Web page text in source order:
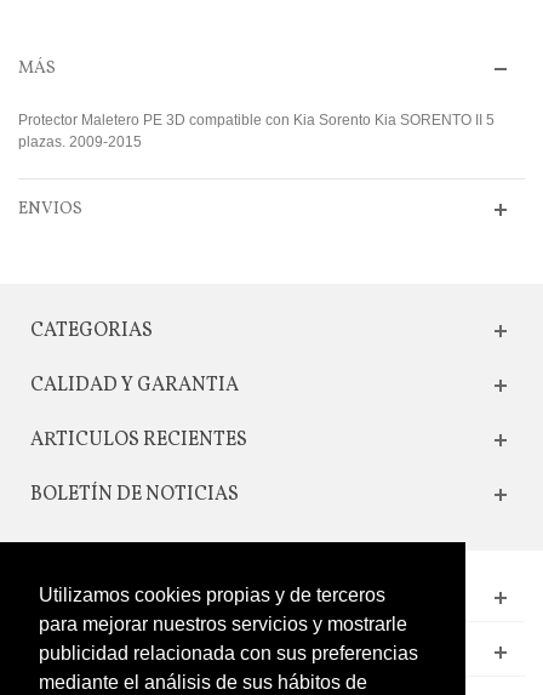
Utilizamos cookies propias y de terceros
para mejorar nuestros servicios y mostrarle
publicidad relacionada con sus preferencias
mediante el análisis de sus hábitos de
MÁS
Protector Maletero PE 3D compatible con Kia Sorento Kia SORENTO II 5
plazas. 2009-2015
ENVIOS
CATEGORIAS
CALIDAD Y GARANTIA
ARTICULOS RECIENTES
BOLETÍN DE NOTICIAS
CONTACTO
LEGAL